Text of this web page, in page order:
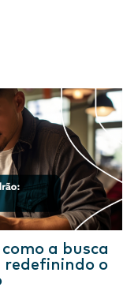
a busca
o